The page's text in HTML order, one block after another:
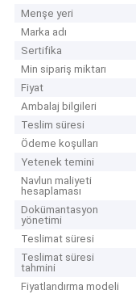
Menşe yeri
Marka adı
Sertifika
Min sipariş miktarı
Fiyat
Ambalaj bilgileri
Teslim süresi
Ödeme koşulları
Yetenek temini
Navlun maliyeti
hesaplaması
Dokümantasyon
yönetimi
Teslimat süresi
Teslimat süresi
tahmini
Fiyatlandırma modeli